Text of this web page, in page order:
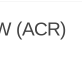
(ACR)